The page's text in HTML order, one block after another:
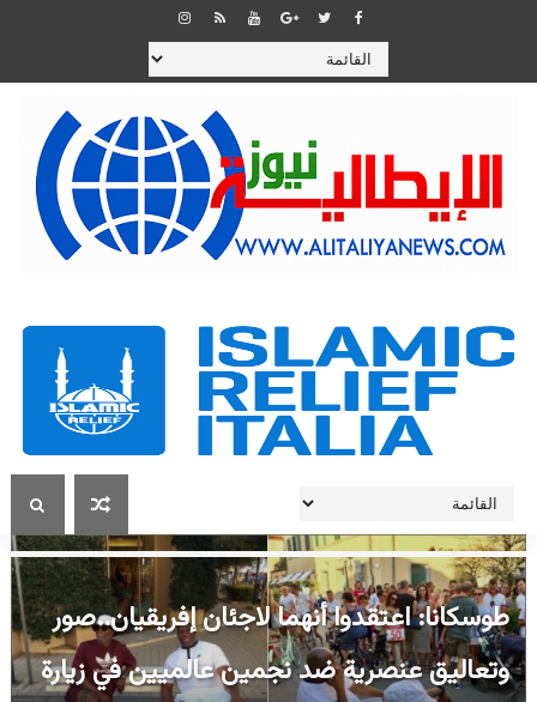
طوسكانا: اعتقدوا أنهما لاجئان إفريقيان..صور
وتعاليق عنصرية ضد نجمين عالميين في زيارة